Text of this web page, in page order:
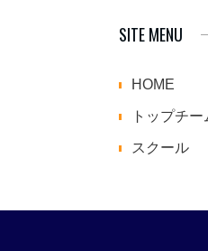
SITE MENU
HOME
トップチー
スクール